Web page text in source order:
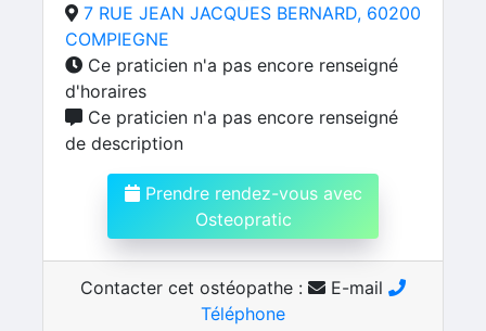
7 RUE JEAN JACQUES BERNARD, 60200
COMPIEGNE
Ce praticien n'a pas encore renseigné
d'horaires
Ce praticien n'a pas encore renseigné
de description
Prendre rendez-vous avec
Osteopratic
Contacter cet ostéopathe :
E-mail
Téléphone